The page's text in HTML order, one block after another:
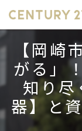
【岡崎
がる」
知り
器】と